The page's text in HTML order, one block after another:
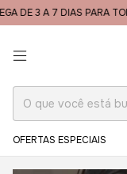
PARA TODO BRASIL
OFERTAS ESPECIAIS